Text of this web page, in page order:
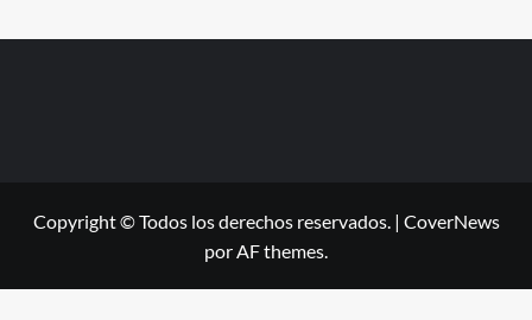
Copyright © Todos los derechos reservados. | CoverNews
por AF themes.